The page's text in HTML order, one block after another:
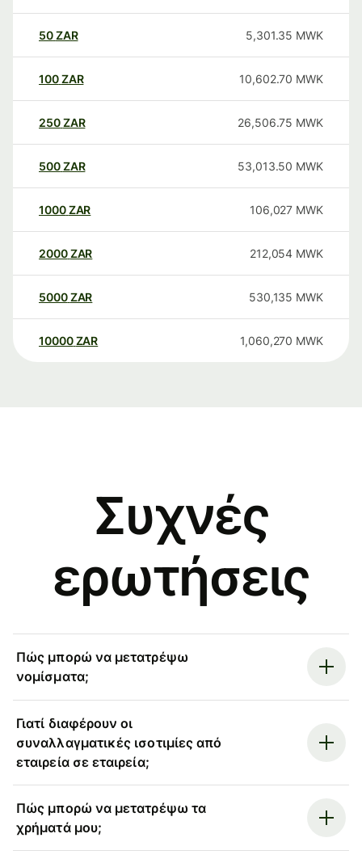
50ZAR 5,301.35 MWK
100ZAR 10,602.70 MWK
250ZAR 26,506.75 MWK
500ZAR 53,013.50 MWK
1000ZAR 106,027 MWK
2000ZAR 212,054 MWK
5000ZAR 530,135 MWK
10000 ZAR 1,060,270 MWK
Συχνές
ερωτήσεις
Πώς μπορώ να μετατρέψω
νομίσματα;
Γιατί διαφέρουν οι
συναλλαγματικές ισοτιμίες από
εταιρεία σε εταιρεία;
Πώς μπορώ να μετατρέψω τα
χρήματά μου;